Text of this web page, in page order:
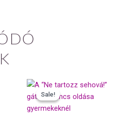
Sale!
Sale!
Original
price
was:
3990 Ft.
Current
is: